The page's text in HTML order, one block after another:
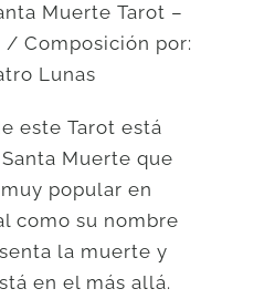
Muerte Tarot –
/ Composición por:
Lunas
este Tarot está
Muerte que
popular en
como su nombre
la muerte y
en el más allá.